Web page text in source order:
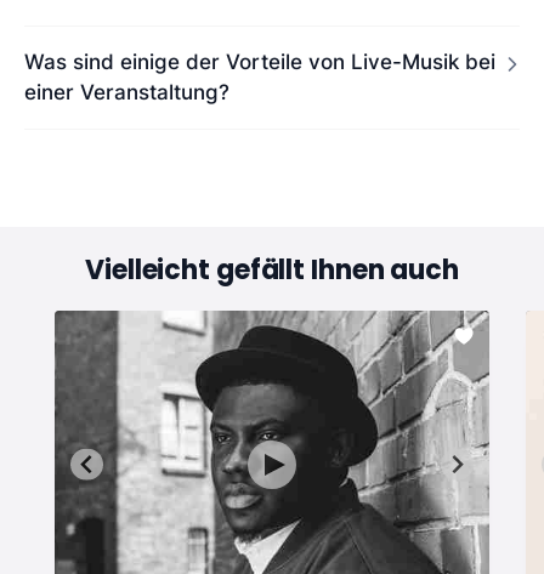
Was sind einige der Vorteile von Live-Musik bei
einer Veranstaltung?
Vielleicht gefällt Ihnen auch